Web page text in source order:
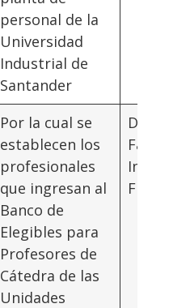
personal de la
Universidad
Industrial de
Santander
Por la cual se
establecen los
profesionales
que ingresan al
Banco de
Elegibles para
Profesores de
Cátedra de las
Unidades
Decano
Facultad